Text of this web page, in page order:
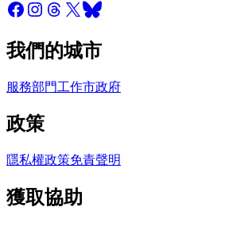
我們的城市
服務部門工作市政府
政策
隱私權政策免責聲明
獲取協助